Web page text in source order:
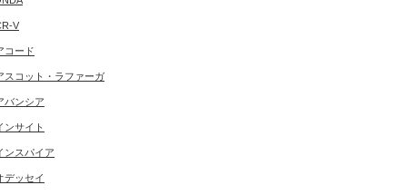
V
コード
スコット・ラファーガ
バンシア
ンサイト
ンスパイア
デッセイ